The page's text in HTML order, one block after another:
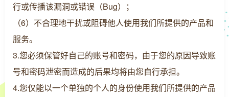
行或传播该漏洞或错误（Bug）；
（6）不合理地干扰或阻碍他人使用我们所提供的产品和
服务。
3.您必须保管好自己的账号和密码，由于您的原因导致账
号和密码泄密而造成的后果均将由您自行承担。
4.您仅能以一个单独的个人的身份使用我们所提供的产品